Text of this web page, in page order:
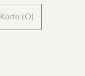
Karta (0)